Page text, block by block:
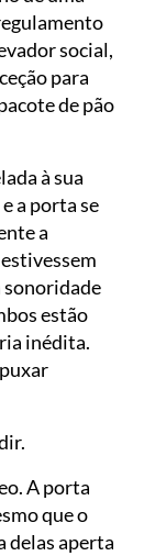
social,
para
de pão
à sua
a porta se
a
sonoridade
estão
inédita.
A porta
que o
delas aperta